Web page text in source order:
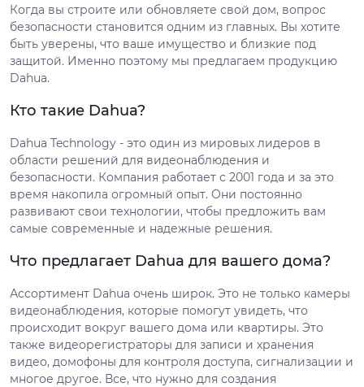
Когда вы строите или обновляете свой дом, вопрос
безопасности становится одним из главных. Вы хотите
быть уверены, что ваше имущество и близкие под
защитой. Именно поэтому мы предлагаем продукцию
Dahua.
Кто такие Dahua?
Dahua Technology - это один из мировых лидеров в
области решений для видеонаблюдения и
безопасности. Компания работает с 2001 года и за это
время накопила огромный опыт. Они постоянно
развивают свои технологии, чтобы предложить вам
самые современные и надежные решения.
Что предлагает Dahua для вашего дома?
Ассортимент Dahua очень широк. Это не только камеры
видеонаблюдения, которые помогут увидеть, что
происходит вокруг вашего дома или квартиры. Это
также видеорегистраторы для записи и хранения
видео, домофоны для контроля доступа, сигнализации и
многое другое. Все, что нужно для создания